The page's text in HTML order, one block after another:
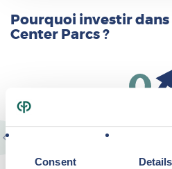
Consent Details
Pourquoi investir
Center Parcs ?